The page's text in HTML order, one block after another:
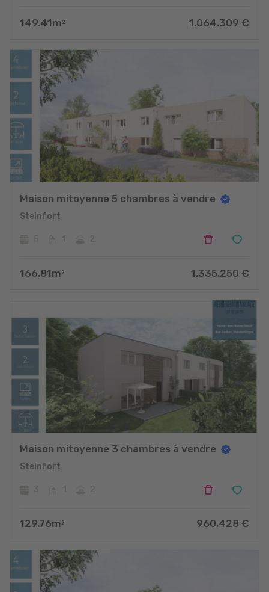
149.41m 2 1.064.309 €
Maison mitoyenne 5 chambres à vendre
Steinfort
166.81m 2 1.335.250 €
Maison mitoyenne 3 chambres à vendre
Steinfort
129.76m 2 960.428 €